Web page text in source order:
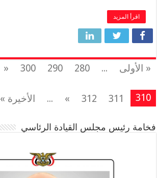
اقرأ المزيد
« الأولى ...
280
290
300
«
310
311
312
»
... الأخيرة »
فخامة رئيس مجلس القيادة الرئاسي